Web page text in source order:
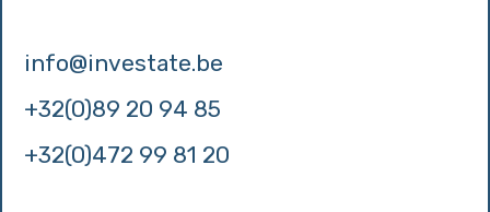
info@investate.be
+32(0)89 20 94 85
+32(0)472 99 81 20